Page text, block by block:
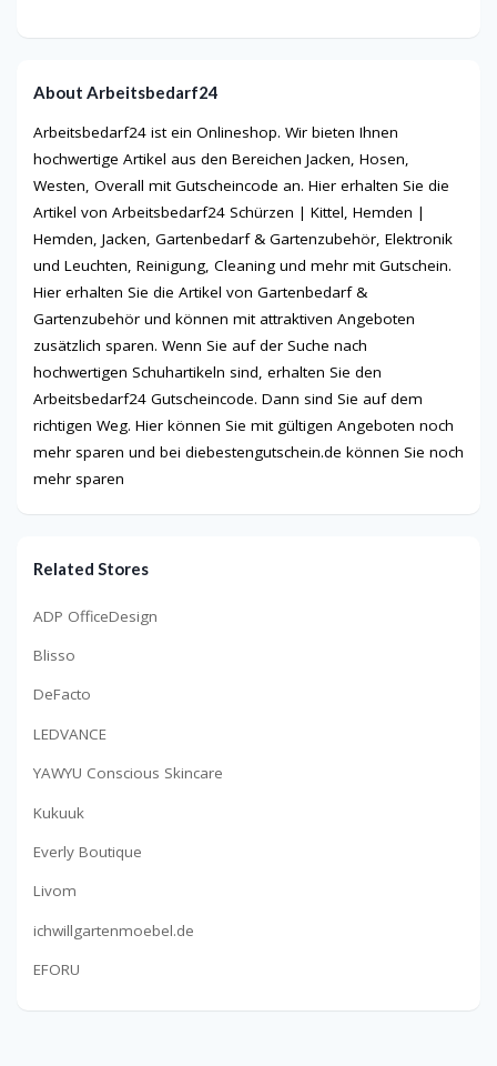
About Arbeitsbedarf24
Arbeitsbedarf24 ist ein Onlineshop. Wir bieten Ihnen
hochwertige Artikel aus den Bereichen Jacken, Hosen,
Westen, Overall mit Gutscheincode an. Hier erhalten Sie die
Artikel von Arbeitsbedarf24 Schürzen | Kittel, Hemden |
Hemden, Jacken, Gartenbedarf & Gartenzubehör, Elektronik
und Leuchten, Reinigung, Cleaning und mehr mit Gutschein.
Hier erhalten Sie die Artikel von Gartenbedarf &
Gartenzubehör und können mit attraktiven Angeboten
zusätzlich sparen. Wenn Sie auf der Suche nach
hochwertigen Schuhartikeln sind, erhalten Sie den
Arbeitsbedarf24 Gutscheincode. Dann sind Sie auf dem
richtigen Weg. Hier können Sie mit gültigen Angeboten noch
mehr sparen und bei diebestengutschein.de können Sie noch
mehr sparen
Related Stores
ADP OfficeDesign
Blisso
DeFacto
LEDVANCE
YAWYU Conscious Skincare
Kukuuk
Everly Boutique
Livom
ichwillgartenmoebel.de
EFORU